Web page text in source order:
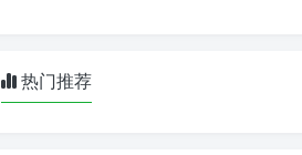
热门推荐